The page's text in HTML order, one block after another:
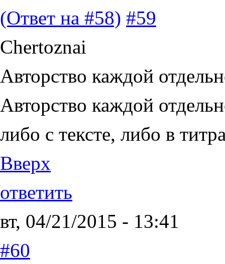
(Ответ на #58) #59
Chertoznai
Авторство каждой
Авторство каждой
либо с тексте, либо в
Вверх
ответить
вт, 04/21/2015 - 13:41
#60